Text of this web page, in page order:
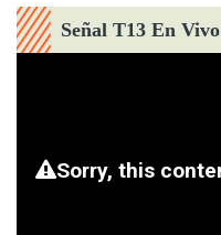
Señal T13 En Vivo